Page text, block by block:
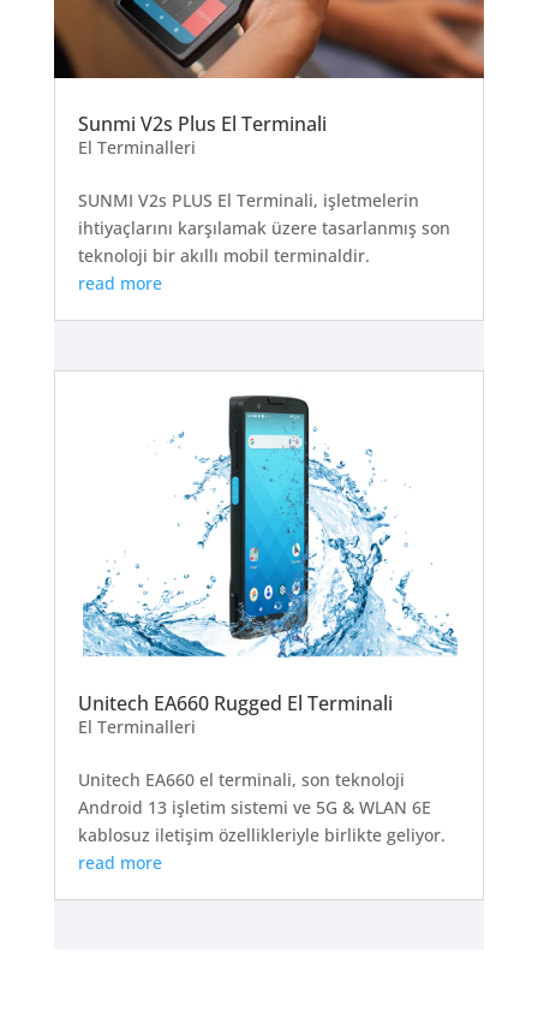
Sunmi V2s Plus El Terminali
El Terminalleri
SUNMI V2s PLUS El Terminali, işletmelerin
ihtiyaçlarını karşılamak üzere tasarlanmış son
teknoloji bir akıllı mobil terminaldir.
read more
Unitech EA660 Rugged El Terminali
El Terminalleri
Unitech EA660 el terminali, son teknoloji
Android 13 işletim sistemi ve 5G & WLAN 6E
kablosuz iletişim özellikleriyle birlikte geliyor.
read more